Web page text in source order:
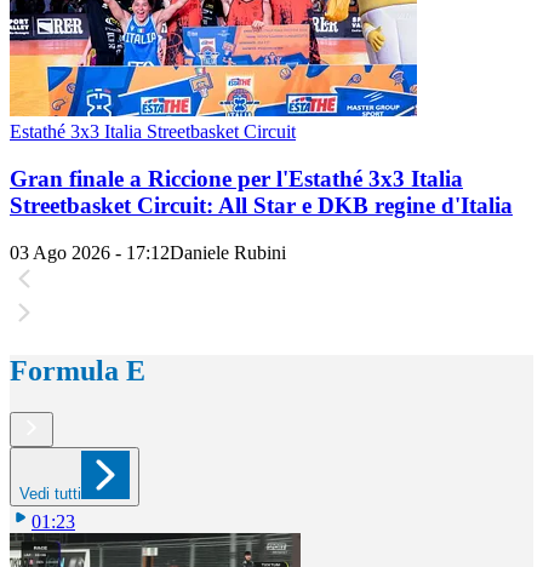
Estathé 3x3 Italia Streetbasket Circuit
Gran finale a Riccione per l'Estathé 3x3 Italia
Streetbasket Circuit: All Star e DKB regine d'Italia
03 Ago 2026 - 17:12Daniele Rubini
Formula E
Vedi tutti
01:23